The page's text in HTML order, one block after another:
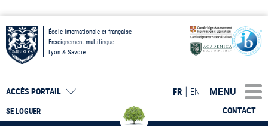
École internationale et française
Enseignement multilingue
Lyon & Savoie
SE LOGUER
ACCÈS PORTAIL
CONTACT
FR EN MENU